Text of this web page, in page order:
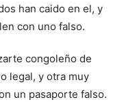
han caido en el, y
con uno falso.
congoleño de
legal, y otra muy
un pasaporte falso.